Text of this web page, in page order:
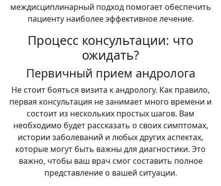
междисциплинарный подход помогает обеспечить
пациенту наиболее эффективное лечение.
Процесс консультации: что
ожидать?
Первичный прием андролога
Не стоит бояться визита к андрологу. Как правило,
первая консультация не занимает много времени и
состоит из нескольких простых шагов. Вам
необходимо будет рассказать о своих симптомах,
истории заболеваний и любых других аспектах,
которые могут быть важны для диагностики. Это
важно, чтобы ваш врач смог составить полное
представление о вашей ситуации.